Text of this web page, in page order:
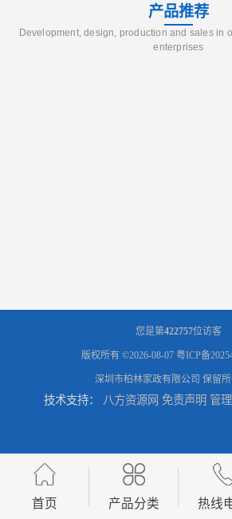
产品推荐
Development, design, production and sales in
enterprises
您是第422757位访客
版权所有 ©2026-08-07 粤ICP备
深圳市柏林家政有限公司 保留所
技术支持： 八方资源网 免责声明 管
首页 产品分类 热线